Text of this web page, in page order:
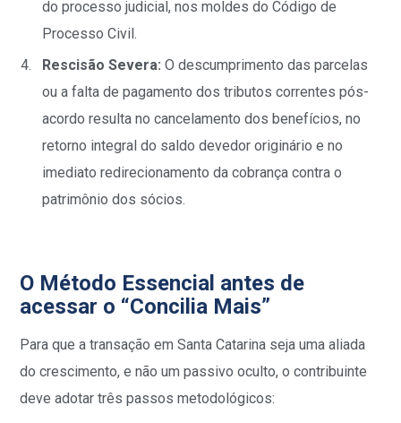
do processo judicial, nos moldes do Código de
Processo Civil.
Rescisão Severa: O descumprimento das parcelas
ou a falta de pagamento dos tributos correntes pós-
acordo resulta no cancelamento dos benefícios, no
retorno integral do saldo devedor originário e no
imediato redirecionamento da cobrança contra o
patrimônio dos sócios.
O Método Essencial antes de
acessar o “Concilia Mais”
Para que a transação em Santa Catarina seja uma aliada
do crescimento, e não um passivo oculto, o contribuinte
deve adotar três passos metodológicos: